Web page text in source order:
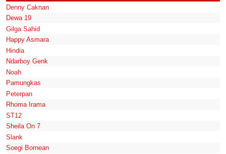
Denny Caknan
Dewa 19
Gilga Sahid
Happy Asmara
Hindia
Ndarboy Genk
Noah
Pamungkas
Peterpan
Rhoma Irama
ST12
Sheila On 7
Slank
Soegi Bornean